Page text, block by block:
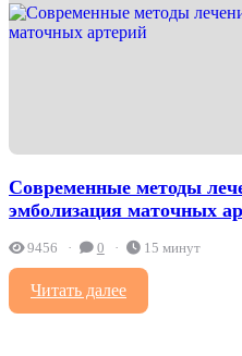
Современные методы
эмболизация маточных
9456 0 15 минут
Читать далее